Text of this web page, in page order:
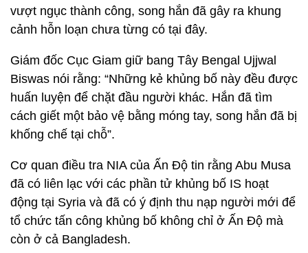
vượt ngục thành công, song hắn đã gây ra khung
cảnh hỗn loạn chưa từng có tại đây.
Giám đốc Cục Giam giữ bang Tây Bengal Ujjwal
Biswas nói rằng: “Những kẻ khủng bố này đều được
huấn luyện để chặt đầu người khác. Hắn đã tìm
cách giết một bảo vệ bằng móng tay, song hắn đã bị
khống chế tại chỗ”.
Cơ quan điều tra NIA của Ấn Độ tin rằng Abu Musa
đã có liên lạc với các phần tử khủng bố IS hoạt
động tại Syria và đã có ý định thu nạp người mới để
tổ chức tấn công khủng bố không chỉ ở Ấn Độ mà
còn ở cả Bangladesh.